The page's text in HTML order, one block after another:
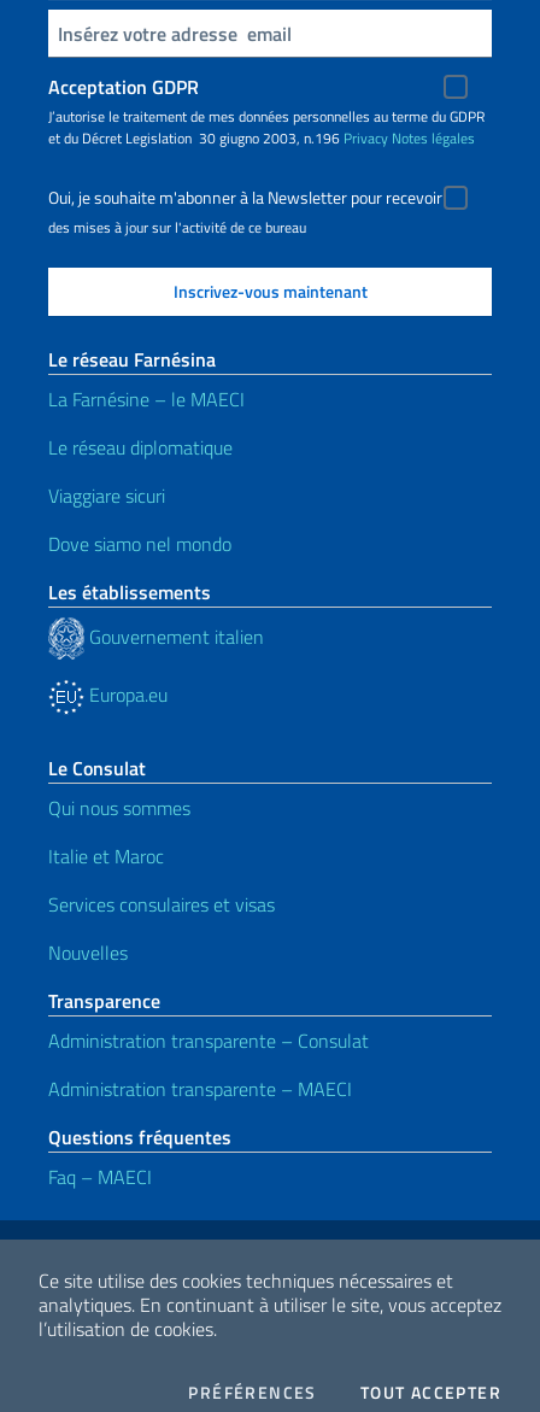
Ce site utilise des cookies techniques nécessaires et
analytiques. En continuant à utiliser le site, vous acceptez
l’utilisation de cookies.
PRÉFÉRENCES COOKIESTOUT ACCEPTER
Insert your email
Acceptation GDPR
J’autorise le traitement de mes données personnelles au terme du GDPR
et du Décret Legislation 30 giugno 2003, n.196 Privacy Notes légales
Oui, je souhaite m'abonner à la Newsletter pour recevoir
des mises à jour sur l'activité de ce bureau
Le réseau Farnésina
La Farnésine – le MAECI
Le réseau diplomatique
Viaggiare sicuri
Dove siamo nel mondo
Les établissements
Gouvernement italien
Europa.eu
Le Consulat
Qui nous sommes
Italie et Maroc
Services consulaires et visas
Nouvelles
Transparence
Administration transparente – Consulat
Administration transparente – MAECI
Questions fréquentes
Faq – MAECI
Liens utiles